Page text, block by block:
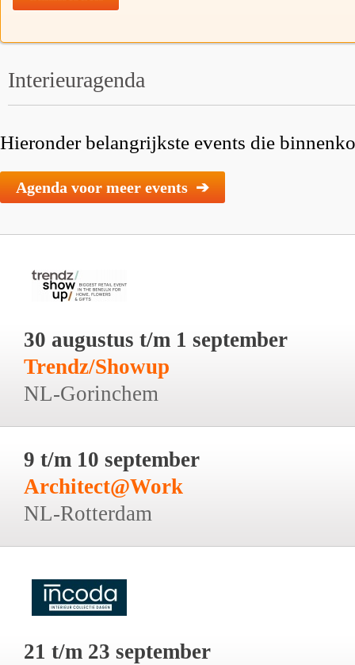
Interieuragenda
Hieronder belangrijkste events die
Agenda voor meer events ➔
30 augustus t/m 1 september
Trendz/Showup
NL-Gorinchem
9 t/m 10 september
Architect@Work
NL-Rotterdam
21 t/m 23 september